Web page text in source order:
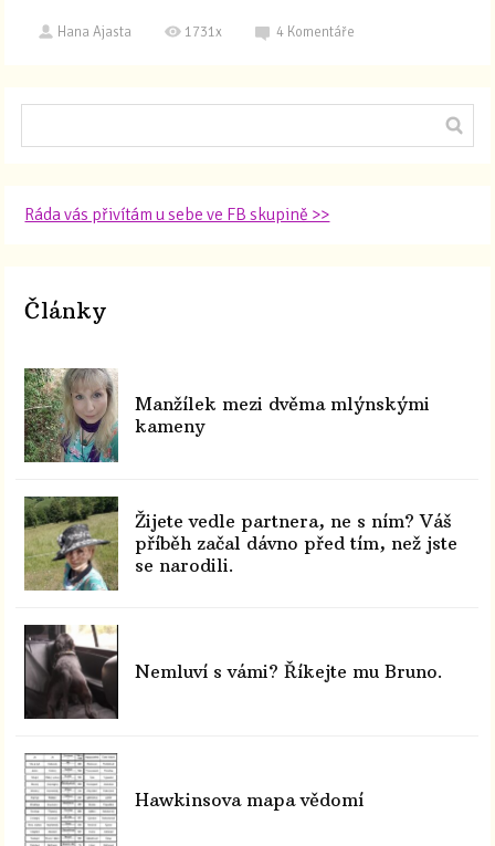
Hana Ajasta 1731x 4 Komentáře
Ráda vás přivítám u sebe ve FB skupině >>
Články
Manžílek mezi dvěma mlýnskými
kameny
Žijete vedle partnera, ne s ním? Váš
příběh začal dávno před tím, než jste
se narodili.
Nemluví s vámi? Říkejte mu Bruno.
Hawkinsova mapa vědomí